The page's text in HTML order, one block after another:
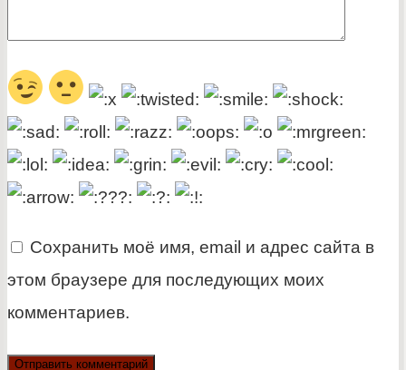
Сохранить моё имя, email и адрес сайта в
этом браузере для последующих моих
комментариев.